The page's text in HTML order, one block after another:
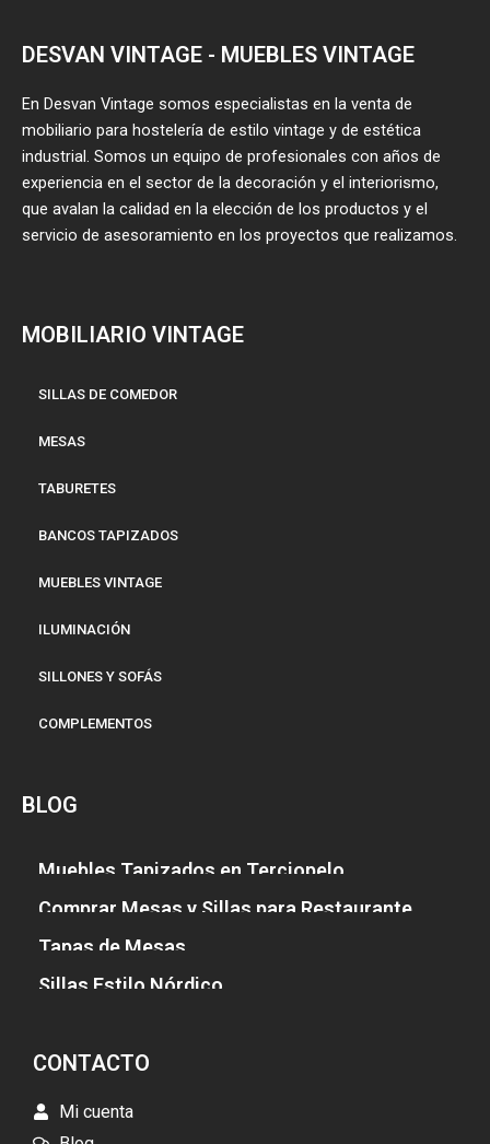
DESVAN VINTAGE - MUEBLES VINTAGE
En Desvan Vintage somos especialistas en la venta de
mobiliario para hostelería de estilo vintage y de estética
industrial. Somos un equipo de profesionales con años de
experiencia en el sector de la decoración y el interiorismo,
que avalan la calidad en la elección de los productos y el
servicio de asesoramiento en los proyectos que realizamos.
MOBILIARIO VINTAGE
SILLAS DE COMEDOR
MESAS
TABURETES
BANCOS TAPIZADOS
MUEBLES VINTAGE
ILUMINACIÓN
SILLONES Y SOFÁS
COMPLEMENTOS
BLOG
Muebles Tapizados en Terciopelo
Comprar Mesas y Sillas para Restaurante
Tapas de Mesas
Sillas Estilo Nórdico
CONTACTO
Mi cuenta